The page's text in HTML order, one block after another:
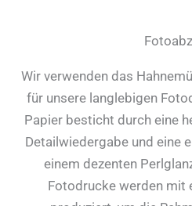
Wir verwenden das
für unsere langlebigen
Papier besticht durch eine
Detailwiedergabe und eine
einem dezenten
Fotodrucke werden mit